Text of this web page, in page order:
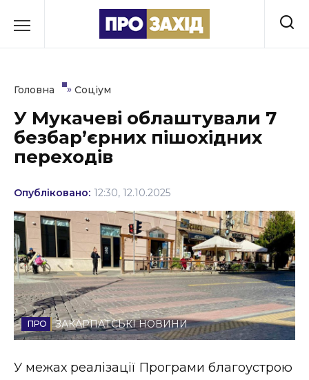
до
Культура
Освіта
Події
Політика
Соціум
Спорт
Стиль життя
Головна » Соціум
У Мукачеві облаштували 7
безбарʼєрних пішохідних
переходів
Опубліковано: 12:30, 12.10.2025
ЗАКАРПАТСЬКІ НОВИНИ
У межах реалізації Програми благоустрою